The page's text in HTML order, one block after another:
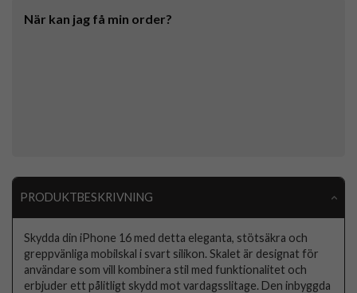
När kan jag få min order?
PRODUKTBESKRIVNING
Skydda din iPhone 16 med detta eleganta, stötsäkra och
greppvänliga mobilskal i svart silikon. Skalet är designat för
användare som vill kombinera stil med funktionalitet och
erbjuder ett pålitligt skydd mot vardagsslitage. Den inbyggda